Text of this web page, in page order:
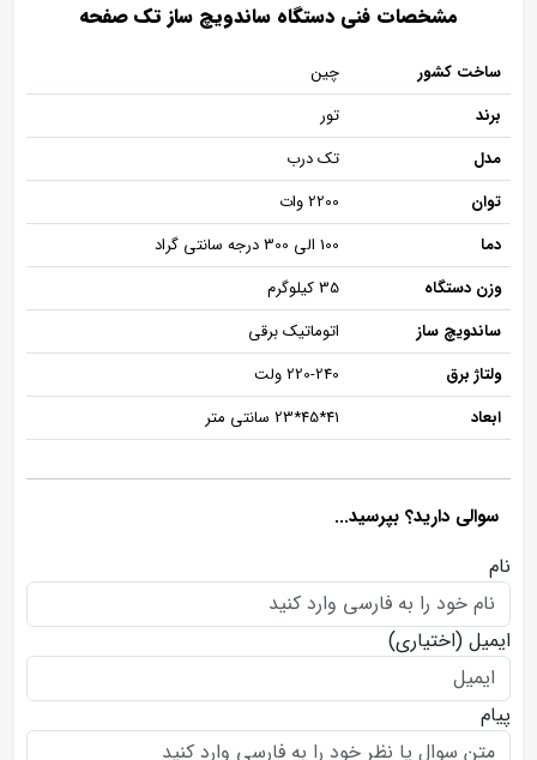
مشخصات فنی دستگاه ساندویچ ساز تک صفحه
ساخت کشور
چین
برند
تور
مدل
تک درب
توان
2200 وات
دما
100 الی 300 درجه سانتی گراد
وزن دستگاه
35 کیلوگرم
ساندویچ ساز
اتوماتیک برقی
ولتاژ برق
220-240 ولت
ابعاد
41*45*23 سانتی متر
سوالی دارید؟ بپرسید...
نام
ایمیل (اختیاری)
پیام